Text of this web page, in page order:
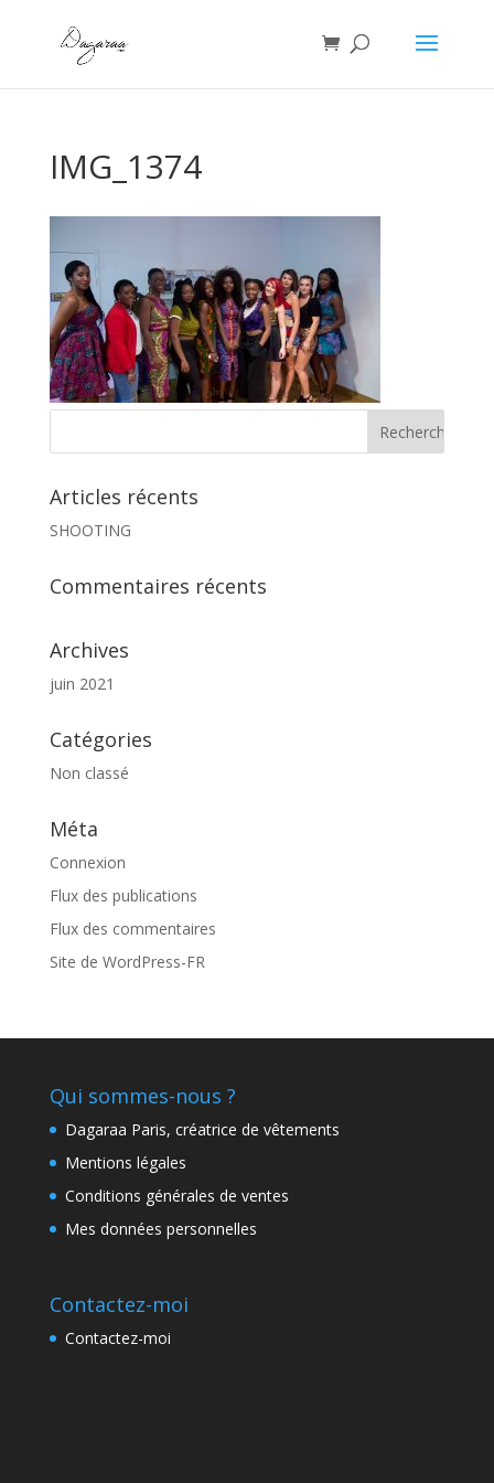
IMG_1374
Articles récents
SHOOTING
Commentaires récents
Archives
juin 2021
Catégories
Non classé
Méta
Connexion
Flux des publications
Flux des commentaires
Site de WordPress-FR
Qui sommes-nous ?
Dagaraa Paris, créatrice de vêtements
Mentions légales
Conditions générales de ventes
Mes données personnelles
Contactez-moi
Contactez-moi